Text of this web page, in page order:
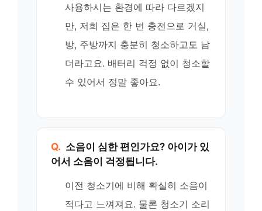
사용하시는 환경에 따라 다르겠지
만, 저희 집은 한 번 충전으로 거실,
방, 주방까지 충분히 청소하고도 남
더라고요. 배터리 걱정 없이 청소할
수 있어서 정말 좋아요.
Q. 소음이 심한 편인가요? 아이가 있
어서 소음이 걱정됩니다.
이전 청소기에 비해 확실히 소음이
적다고 느껴져요. 물론 청소기 소리